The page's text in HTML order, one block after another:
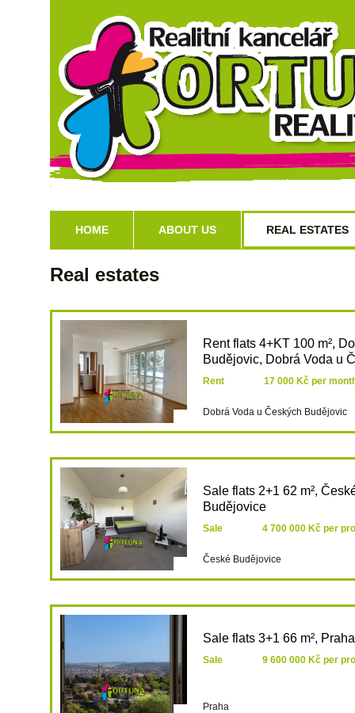
HOME ABOUT US REAL ESTATES
Real estates
Rent flats 4+KT 100 m²,
Budějovic, Dobrá Voda u
Rent 17 000 Kč per
Dobrá Voda u Českých Budějovic
Sale flats 2+1 62 m²,
Budějovice
Sale 4 700 000 Kč per
České Budějovice
Sale flats 3+1 66 m²,
Sale 9 600 000 Kč per
Praha